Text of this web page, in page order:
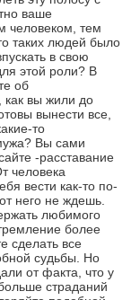
ваше
человеком, тем
таких людей было
в свою
этой роли? В
об
как вы жили до
вынести все,
то
Вы сами
-расставание
человека
вести как-то по-
него не ждешь.
любимого
более
сделать все
судьбы. Но
от факта, что у
страданий